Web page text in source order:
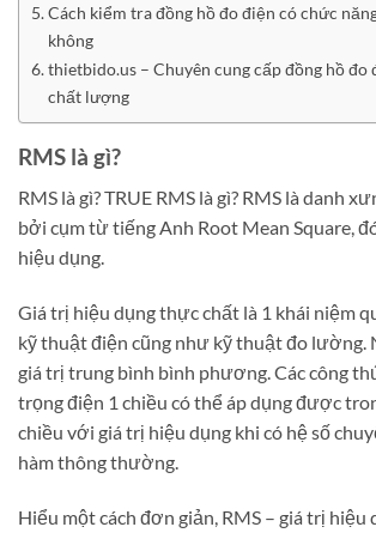
Cách kiểm tra đồng hồ đo điện có chức
không
thietbido.us – Chuyên cung cấp đồng hồ đo
chất lượng
RMS là gì?
RMS là gì? TRUE RMS là gì? RMS là danh
bởi cụm từ tiếng Anh Root Mean Square,
hiệu dụng.
Giá trị hiệu dụng thực chất là 1 khái niệm
kỹ thuật điện cũng như kỹ thuật đo lường.
giá trị trung bình bình phương. Các công
trọng điện 1 chiều có thể áp dụng được
chiều với giá trị hiệu dụng khi có hệ số
hàm thông thường.
Hiểu một cách đơn giản, RMS – giá trị hiệu